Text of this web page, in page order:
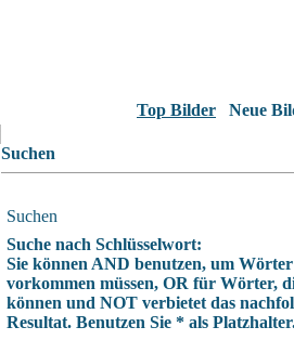
Top Bilder
Neue
Suchen
Suchen
Suche nach Schlüsselwort:
Sie können AND benutzen, um
vorkommen müssen, OR für Wörter,
können und NOT verbietet das
Resultat. Benutzen Sie * als